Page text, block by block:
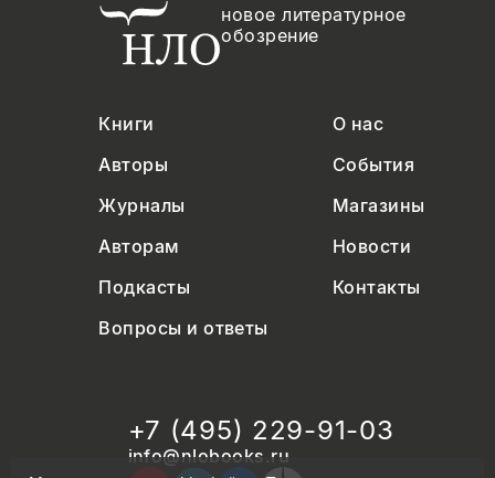
новое литературное
обозрение
Книги
О нас
Авторы
События
Журналы
Магазины
Авторам
Новости
Подкасты
Контакты
Вопросы и ответы
+7 (495) 229-91-03
info@nlobooks.ru